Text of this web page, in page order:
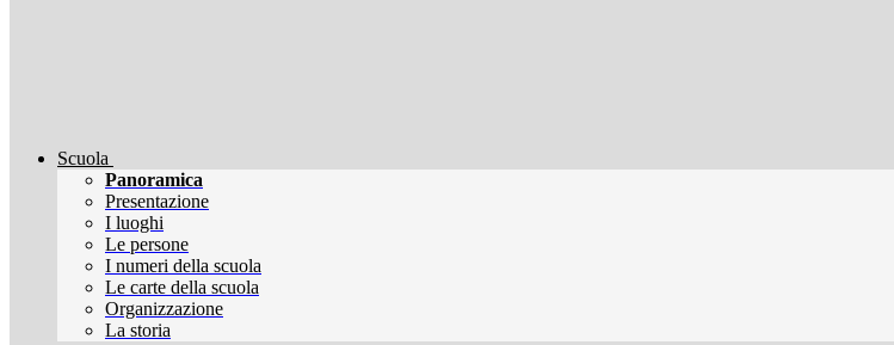
Scuola
Panoramica
Presentazione
I luoghi
Le persone
I numeri della scuola
Le carte della scuola
Organizzazione
La storia